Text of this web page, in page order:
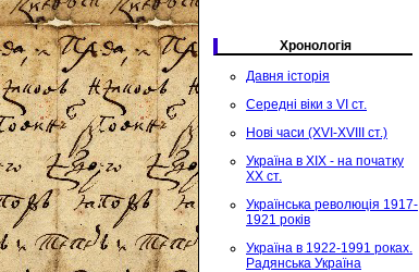
Хронологія
Давня історія
Середні віки з VI ст.
Нові часи (XVI-XVIII ст.)
Україна в XIX - на початку
XX ст.
Українська революція 1917-
1921 років
Україна в 1922-1991 роках.
Радянська Україна